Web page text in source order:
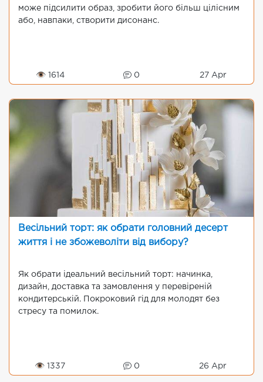
може підсилити образ, зробити його більш цілісним
або, навпаки, створити дисонанс.
👁 1614 0 27 Apr
Весільний торт: як обрати головний десерт
життя і не збожеволіти від вибору?
Як обрати ідеальний весільний торт: начинка,
дизайн, доставка та замовлення у перевіреній
кондитерській. Покроковий гід для молодят без
стресу та помилок.
👁 1337 0 26 Apr